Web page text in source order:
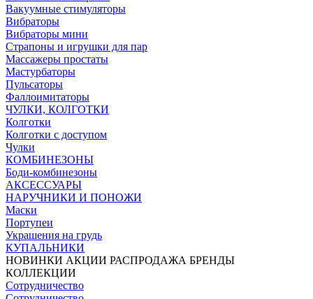
Вакуумные стимуляторы
Вибраторы
Вибраторы мини
Страпоны и игрушки для пар
Массажеры простаты
Мастурбаторы
Пульсаторы
Фаллоимитаторы
ЧУЛКИ, КОЛГОТКИ
Колготки
Колготки с доступом
Чулки
КОМБИНЕЗОНЫ
Боди-комбинезоны
АКСЕССУАРЫ
НАРУЧНИКИ И ПОНОЖИ
Маски
Портупеи
Украшения на грудь
КУПАЛЬНИКИ
НОВИНКИ АКЦИИ РАСПРОДАЖА БРЕНДЫ
КОЛЛЕКЦИИ
Сотрудничество